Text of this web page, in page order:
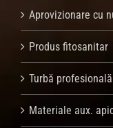
Aprovizionare cu
Produs fitosanitar
Turbă profesională
Materiale aux.